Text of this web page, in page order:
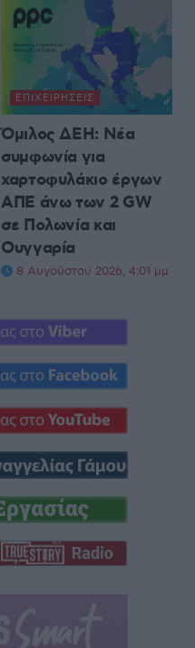
ΕΠΙΧΕΙΡΉΣΕΙΣ
Όμιλος ΔΕΗ: Νέα
συμφωνία για
χαρτοφυλάκιο έργων
ΑΠΕ άνω των 2 GW
σε Πολωνία και
Ουγγαρία
8 Αυγούστου 2026, 4:01 μμ